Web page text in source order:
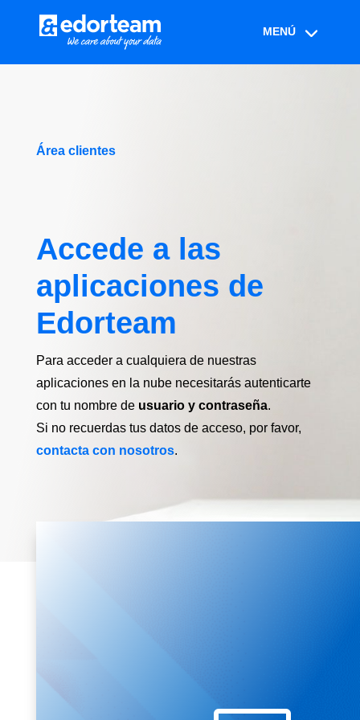
Área clientes
Accede a las
aplicaciones de
Edorteam
Para acceder a cualquiera de nuestras
aplicaciones en la nube necesitarás autenticarte
con tu nombre de usuario y contraseña.
Si no recuerdas tus datos de acceso, por favor,
contacta con nosotros.